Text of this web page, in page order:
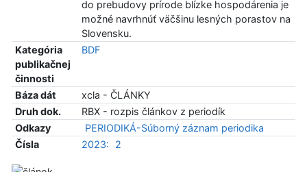
do prebudovy prírode blízke hospodárenia je
možné navrhnúť väčšinu lesných porastov na
Slovensku.
Kategória
publikačnej
činnosti
BDF
Báza dát
xcla - ČLÁNKY
Druh dok.
RBX - rozpis článkov z periodík
Odkazy
PERIODIKÁ-Súborný záznam periodika
Čísla
2023: 2